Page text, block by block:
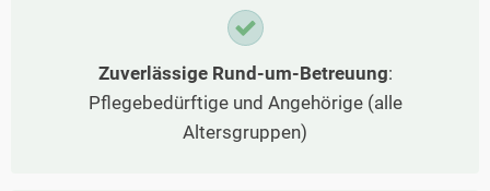
Zuverlässige Rund-um-Betreuung:
Pflegebedürftige und Angehörige (alle
Altersgruppen)